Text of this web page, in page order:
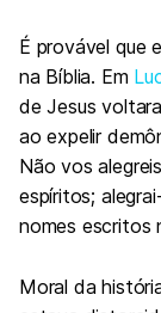
É provável que
na Bíblia. Em
de Jesus
ao expelir
Não vos
espíritos; alegrai
nomes escritos
Moral da